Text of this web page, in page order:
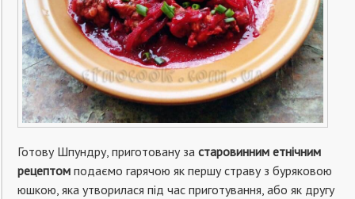
Готову Шпундру, приготовану застаровинним етнічним
рецептом подаємо гарячою як першу страву з буряковою
юшкою, яка утворилася під час приготування, або як другу